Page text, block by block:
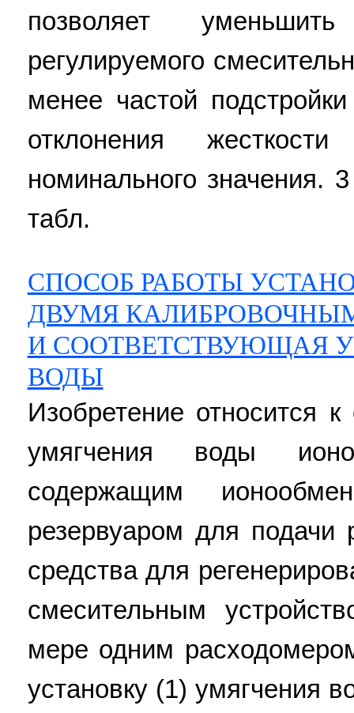
позволяет
регулируемого
менее частой
отклонения
номинального
табл.
СПОСОБ РАБОТЫ
ДВУМЯ
И СООТВЕТСТВУЮЩАЯ
ВОДЫ
Изобретение относится
умягчения воды
содержащим
резервуаром для подачи
средства для
смесительным
мере одним
установку (1) умягчения